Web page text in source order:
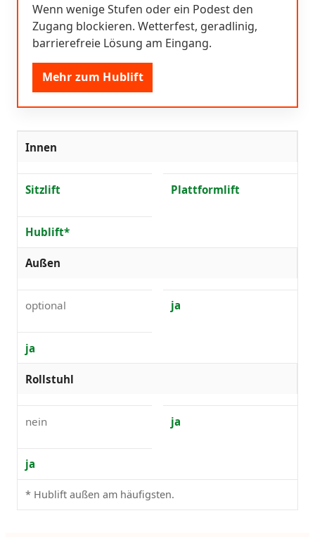
Wenn wenige Stufen oder ein Podest den
Zugang blockieren. Wetterfest, geradlinig,
barrierefreie Lösung am Eingang.
Mehr zum Hublift
Innen
Sitzlift Plattformlift
Hublift*
Außen
optional ja
ja
Rollstuhl
nein ja
ja
* Hublift außen am häufigsten.